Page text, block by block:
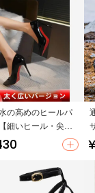
の高めのヒールパ
細いヒール・尖っ
ビジネスシュー